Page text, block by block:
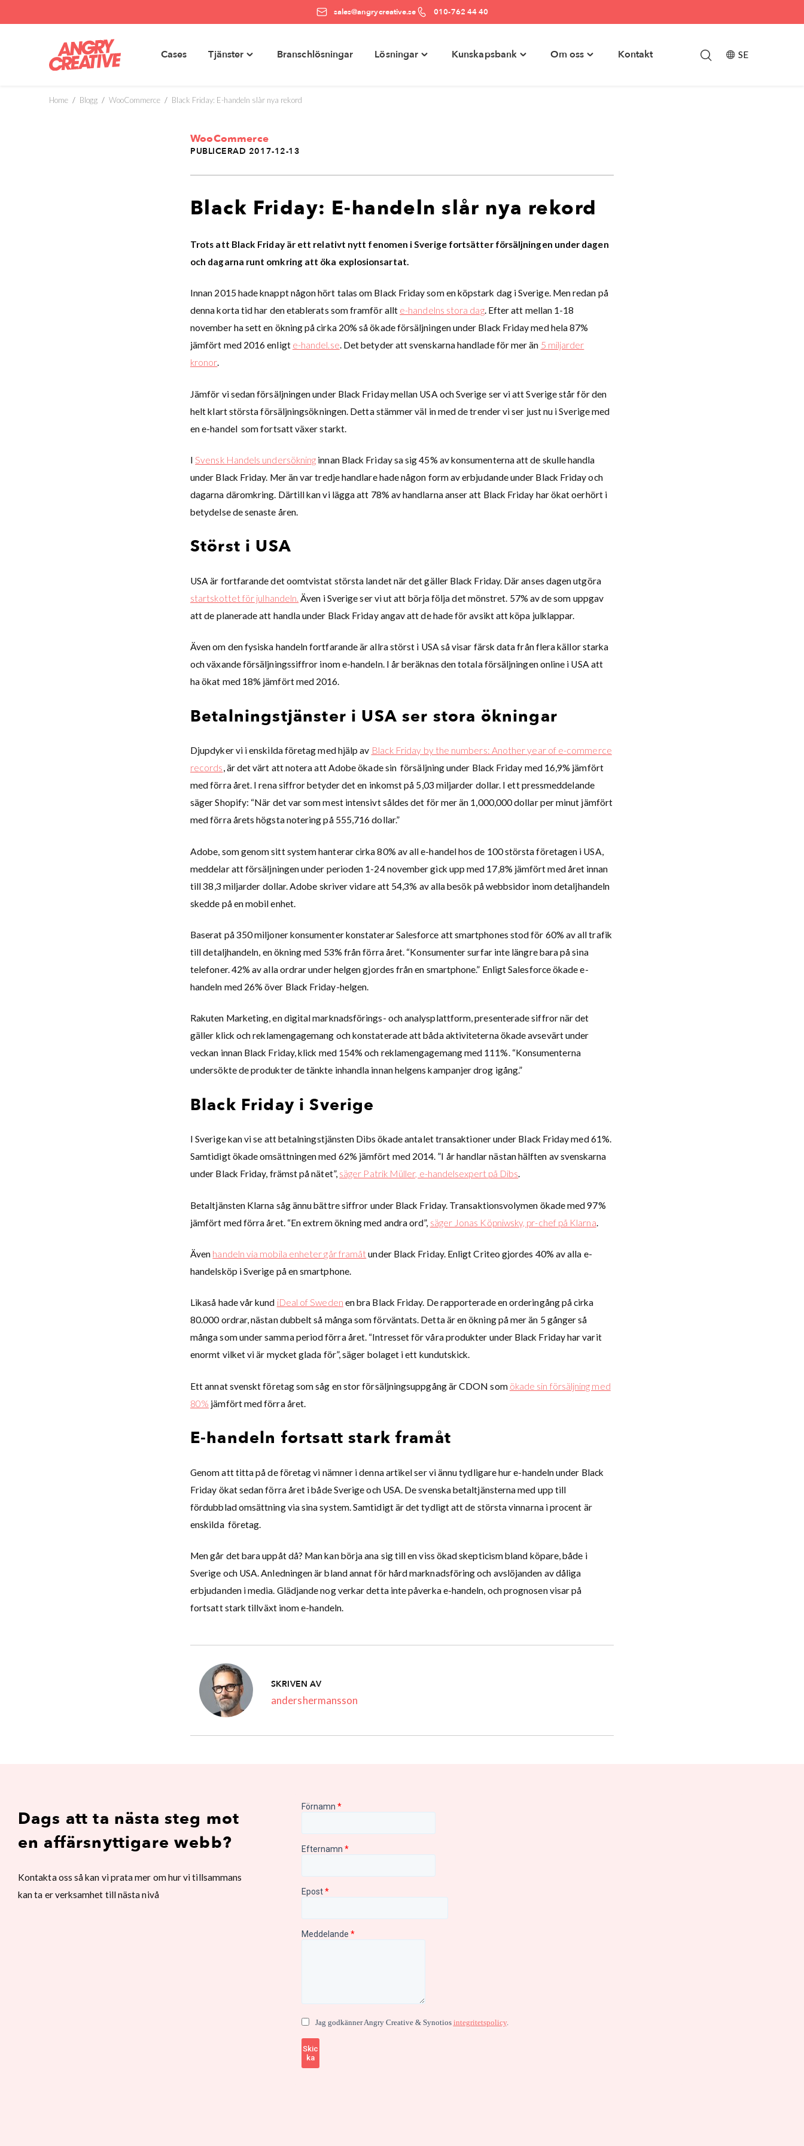
sales@angrycreative.se 010-762 44 40
Hoppa
till
Cases Tjänster Toggle
Branschlösningar Lösningar Toggle
KunskapsbankToggle
Om ossToggle
Kontakt SE
Home / Blogg / WooCommerce / Black Friday: E-handeln slår nya rekord
WooCommerce
PUBLICERAD 2017-12-13
Black Friday: E-handeln slår nya rekord
Trots att Black Friday är ett relativt nytt fenomen i Sverige fortsätter försäljningen under dagen
och dagarna runt omkring att öka explosionsartat.
Innan 2015 hade knappt någon hört talas om Black Friday som en köpstark dag i Sverige. Men redan på
denna korta tid har den etablerats som framför allt e-handelns stora dag. Efter att mellan 1-18
november ha sett en ökning på cirka 20% så ökade försäljningen under Black Friday med hela 87%
jämfört med 2016 enligt e-handel.se. Det betyder att svenskarna handlade för mer än 5 miljarder
kronor.
Jämför vi sedan försäljningen under Black Friday mellan USA och Sverige ser vi att Sverige står för den
helt klart största försäljningsökningen. Detta stämmer väl in med de trender vi ser just nu i Sverige med
en e-handel som fortsatt växer starkt.
ISvensk Handels undersökning innan Black Friday sa sig 45% av konsumenterna att de skulle handla
under Black Friday. Mer än var tredje handlare hade någon form av erbjudande under Black Friday och
dagarna däromkring. Därtill kan vi lägga att 78% av handlarna anser att Black Friday har ökat oerhört i
betydelse de senaste åren.
Störst i USA
USA är fortfarande det oomtvistat största landet när det gäller Black Friday. Där anses dagen utgöra
startskottet för julhandeln. Även i Sverige ser vi ut att börja följa det mönstret. 57% av de som uppgav
att de planerade att handla under Black Friday angav att de hade för avsikt att köpa julklappar.
Även om den fysiska handeln fortfarande är allra störst i USA så visar färsk data från flera källor starka
och växande försäljningssiffror inom e-handeln. I år beräknas den totala försäljningen online i USA att
ha ökat med 18% jämfört med 2016.
Betalningstjänster i USA ser stora ökningar
Djupdyker vi i enskilda företag med hjälp av Black Friday by the numbers: Another year of e-commerce
records, är det värt att notera att Adobe ökade sin försäljning under Black Friday med 16,9% jämfört
med förra året. I rena siffror betyder det en inkomst på 5,03 miljarder dollar. I ett pressmeddelande
säger Shopify: “När det var som mest intensivt såldes det för mer än 1,000,000 dollar per minut jämfört
med förra årets högsta notering på 555,716 dollar.”
Adobe, som genom sitt system hanterar cirka 80% av all e-handel hos de 100 största företagen i USA,
meddelar att försäljningen under perioden 1-24 november gick upp med 17,8% jämfört med året innan
till 38,3 miljarder dollar. Adobe skriver vidare att 54,3% av alla besök på webbsidor inom detaljhandeln
skedde på en mobil enhet.
Baserat på 350 miljoner konsumenter konstaterar Salesforce att smartphones stod för 60% av all trafik
till detaljhandeln, en ökning med 53% från förra året. “Konsumenter surfar inte längre bara på sina
telefoner. 42% av alla ordrar under helgen gjordes från en smartphone.” Enligt Salesforce ökade e-
handeln med 26% över Black Friday-helgen.
Rakuten Marketing, en digital marknadsförings- och analysplattform, presenterade siffror när det
gäller klick och reklamengagemang och konstaterade att båda aktiviteterna ökade avsevärt under
veckan innan Black Friday, klick med 154% och reklamengagemang med 111%. “Konsumenterna
undersökte de produkter de tänkte inhandla innan helgens kampanjer drog igång.”
Black Friday i Sverige
I Sverige kan vi se att betalningstjänsten Dibs ökade antalet transaktioner under Black Friday med 61%.
Samtidigt ökade omsättningen med 62% jämfört med 2014. ”I år handlar nästan hälften av svenskarna
under Black Friday, främst på nätet”, säger Patrik Müller, e-handelsexpert på Dibs.
Betaltjänsten Klarna såg ännu bättre siffror under Black Friday. Transaktionsvolymen ökade med 97%
jämfört med förra året. “En extrem ökning med andra ord”, säger Jonas Köpniwsky, pr-chef på Klarna.
Även handeln via mobila enheter går framåtunder Black Friday. Enligt Criteo gjordes 40% av alla e-
handelsköp i Sverige på en smartphone.
Likaså hade vår kund iDeal of Sweden en bra Black Friday. De rapporterade en orderingång på cirka
80.000 ordrar, nästan dubbelt så många som förväntats. Detta är en ökning på mer än 5 gånger så
många som under samma period förra året. “Intresset för våra produkter under Black Friday har varit
enormt vilket vi är mycket glada för”, säger bolaget i ett kundutskick.
Ett annat svenskt företag som såg en stor försäljningsuppgång är CDON som ökade sin försäljning med
80% jämfört med förra året.
E-handeln fortsatt stark framåt
Genom att titta på de företag vi nämner i denna artikel ser vi ännu tydligare hur e-handeln under Black
Friday ökat sedan förra året i både Sverige och USA. De svenska betaltjänsterna med upp till
fördubblad omsättning via sina system. Samtidigt är det tydligt att de största vinnarna i procent är
enskilda företag.
Men går det bara uppåt då? Man kan börja ana sig till en viss ökad skepticism bland köpare, både i
Sverige och USA. Anledningen är bland annat för hård marknadsföring och avslöjanden av dåliga
erbjudanden i media. Glädjande nog verkar detta inte påverka e-handeln, och prognosen visar på
fortsatt stark tillväxt inom e-handeln.
SKRIVEN AV
andershermansson
Dags att ta nästa steg mot
en affärsnyttigare webb?
Kontakta oss så kan vi prata mer om hur vi tillsammans
kan ta er verksamhet till nästa nivå